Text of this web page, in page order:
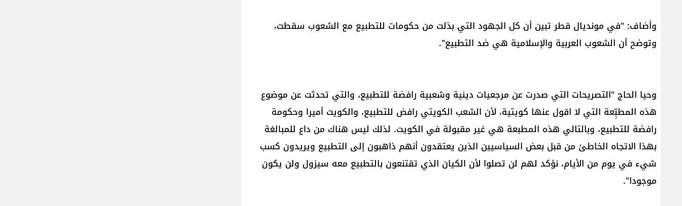
وأضاف: "في مونديال قطر تبين أن كل الجهود التي بذلت من حكومات للتطبيع مع الشعوب سقطت،
وتوضح أن الشعوب العربية والإسلامية هي ضد التطبيع".
وحيا الحاج "التصريحات التي صدرت عن مرجعيات دينية وشعبية رافضة للتطبيع، والتي تحدثت عن موضوع
هذه المطبِّعة التي لا اقول عنها كويتية، لأن الشعب الكويتي رافض للتطبيع، والكويت أميرا وحكومة
رافضة للتطبيع، وبالتالي هذه المطبعة هي غير مقبولة في الكويت. لذلك ليس هناك من داع للمبالغة
بهذا الاتجاه الخاطئ من قبل بعض السياسيين الذين يعتقدون أنهم ذاهبون إلى التطبيع ويريدون كسب
شيء في يوم من الأيام، نؤكد لهم لن تصلوا لأن الكيان الذي تقتنعون بالتطبيع معه سيزول ولن يكون
موجودا".